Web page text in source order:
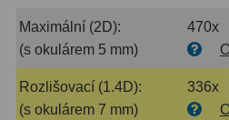
Sekundární zrcadla
Adaptéry k okulárovým
výtahům8
Maximální (2D):
470x
(s okulárem 5 mm)
Rozlišovací (1.4D):
336x
(s okulárem 7 mm)